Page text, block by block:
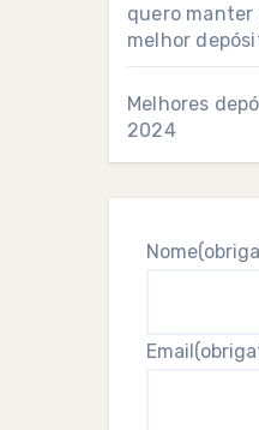
quero manter
melhor
Melhores
2024
Nome
Email